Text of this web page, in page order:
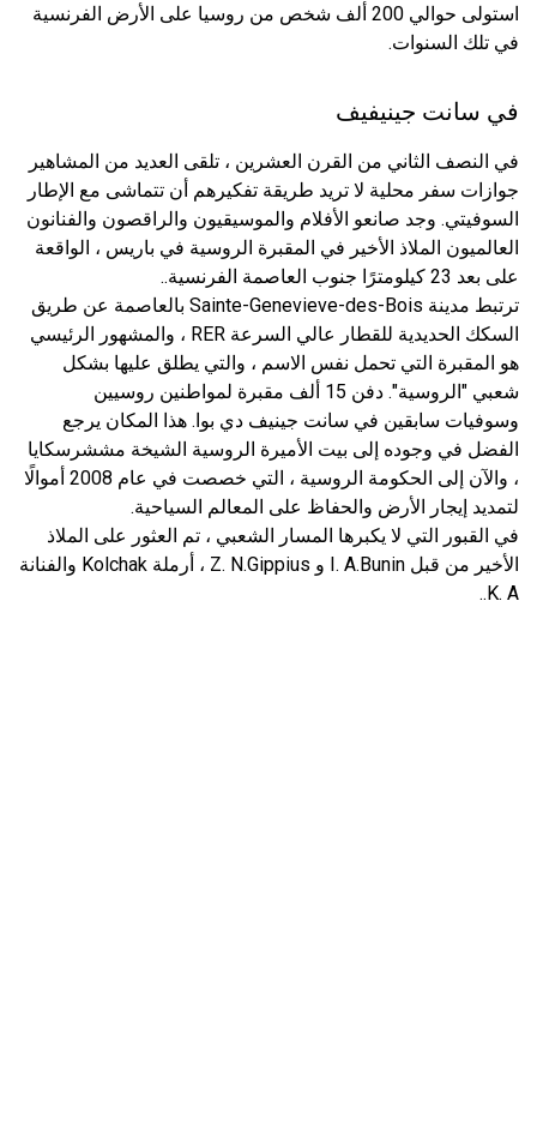
استولى حوالي 200 ألف شخص من روسيا على الأرض الفرنسية
في تلك السنوات.
في سانت جينيفيف
في النصف الثاني من القرن العشرين ، تلقى العديد من المشاهير
جوازات سفر محلية لا تريد طريقة تفكيرهم أن تتماشى مع الإطار
السوفيتي. وجد صانعو الأفلام والموسيقيون والراقصون والفنانون
العالميون الملاذ الأخير في المقبرة الروسية في باريس ، الواقعة
على بعد 23 كيلومترًا جنوب العاصمة الفرنسية..
ترتبط مدينة Sainte-Genevieve-des-Bois بالعاصمة عن طريق
السكك الحديدية للقطار عالي السرعة RER ، والمشهور الرئيسي
هو المقبرة التي تحمل نفس الاسم ، والتي يطلق عليها بشكل
شعبي "الروسية". دفن 15 ألف مقبرة لمواطنين روسيين
وسوفيات سابقين في سانت جينيف دي بوا. هذا المكان يرجع
الفضل في وجوده إلى بيت الأميرة الروسية الشيخة مششرسكايا
، والآن إلى الحكومة الروسية ، التي خصصت في عام 2008 أموالًا
لتمديد إيجار الأرض والحفاظ على المعالم السياحية.
في القبور التي لا يكبرها المسار الشعبي ، تم العثور على الملاذ
الأخير من قبل I. A.Bunin و Z. N.Gippius ، أرملة Kolchak والفنانة
K. A..